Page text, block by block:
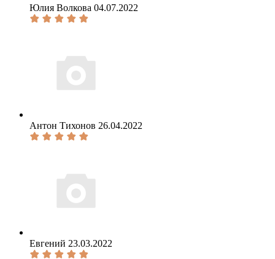
Юлия Волкова 04.07.2022
Антон Тихонов 26.04.2022
Евгений 23.03.2022